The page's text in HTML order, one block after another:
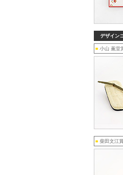
デザイン
■ 小山 薫堂
■ 柴田文江